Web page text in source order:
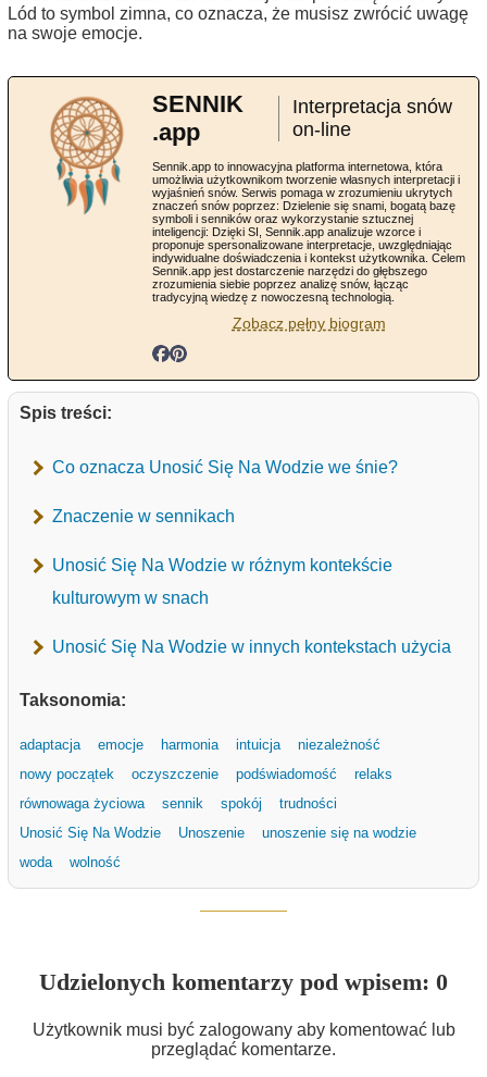
Lód to symbol zimna, co oznacza, że musisz zwrócić uwagę
na swoje emocje.
SENNIK
.app
Interpretacja snów
on-line
Sennik.app to innowacyjna platforma internetowa, która
umożliwia użytkownikom tworzenie własnych interpretacji i
wyjaśnień snów. Serwis pomaga w zrozumieniu ukrytych
znaczeń snów poprzez: Dzielenie się snami, bogatą bazę
symboli i senników oraz wykorzystanie sztucznej
inteligencji: Dzięki SI, Sennik.app analizuje wzorce i
proponuje spersonalizowane interpretacje, uwzględniając
indywidualne doświadczenia i kontekst użytkownika. Celem
Sennik.app jest dostarczenie narzędzi do głębszego
zrozumienia siebie poprzez analizę snów, łącząc
tradycyjną wiedzę z nowoczesną technologią.
Zobacz pełny biogram
Spis treści:
Co oznacza Unosić Się Na Wodzie we śnie?
Znaczenie w sennikach
Unosić Się Na Wodzie w różnym kontekście
kulturowym w snach
Unosić Się Na Wodzie w innych kontekstach użycia
Taksonomia:
adaptacja emocje harmonia intuicja
niezależność
nowy początek
oczyszczenie podświadomość
relaks
równowaga życiowa
sennik spokój
trudności
Unosić Się Na Wodzie
Unoszenie
unoszenie się na wodzie
woda
wolność
Udzielonych komentarzy pod wpisem: 0
Użytkownik musi być zalogowany aby komentować lub
przeglądać komentarze.